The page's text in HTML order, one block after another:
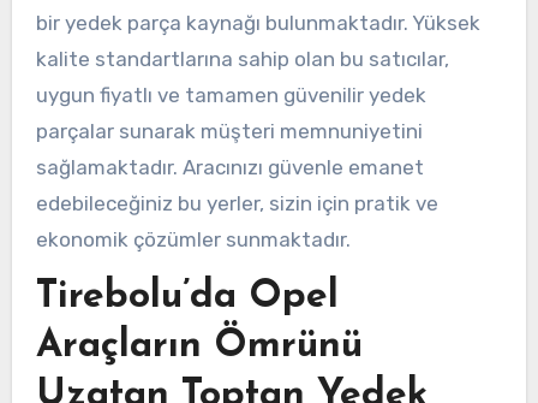
bir yedek parça kaynağı bulunmaktadır. Yüksek
kalite standartlarına sahip olan bu satıcılar,
uygun fiyatlı ve tamamen güvenilir yedek
parçalar sunarak müşteri memnuniyetini
sağlamaktadır. Aracınızı güvenle emanet
edebileceğiniz bu yerler, sizin için pratik ve
ekonomik çözümler sunmaktadır.
Tirebolu’da Opel
Araçların Ömrünü